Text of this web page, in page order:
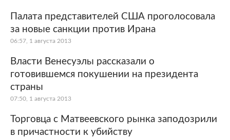
Палата представителей США проголосовала
за новые санкции против Ирана
06:57, 1 августа 2013
Власти Венесуэлы рассказали о
готовившемся покушении на президента
страны
07:50, 1 августа 2013
Торговца с Матвеевского рынка заподозрили
в причастности к убийству